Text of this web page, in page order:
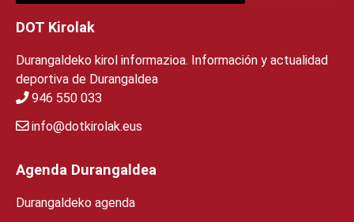
DOT Kirolak
Durangaldeko kirol informazioa. Información y actualidad
deportiva de Durangaldea
946 550 033
info@dotkirolak.eus
Agenda Durangaldea
Durangaldeko agenda